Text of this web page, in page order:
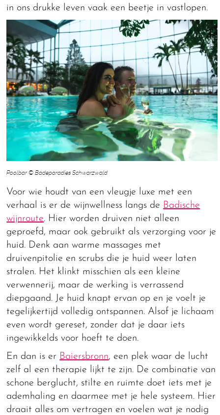
in ons drukke leven vaak een beetje in vastlopen.
Poolbar © Badeparadies Schwarzwald
Voor wie houdt van een vleugje luxe met een
verhaal is er de wijnwellness langs de Badische
wijnroute. Hier worden druiven niet alleen
geproefd, maar ook gebruikt als verzorging voor je
huid. Denk aan warme massages met
druivenpitolie en scrubs die je huid weer laten
stralen. Het klinkt misschien als een kleine
verwennerij, maar de werking is verrassend
diepgaand. Je huid knapt ervan op en je voelt je
tegelijkertijd volledig ontspannen. Alsof je lichaam
even wordt gereset, zonder dat je daar iets
ingewikkelds voor hoeft te doen.
En dan is er Baiersbronn, een plek waar de lucht
zelf al een therapie lijkt te zijn. De combinatie van
schone berglucht, stilte en ruimte doet iets met je
ademhaling en daarmee met je hele systeem. Hier
draait alles om vertragen en voelen wat je nodig